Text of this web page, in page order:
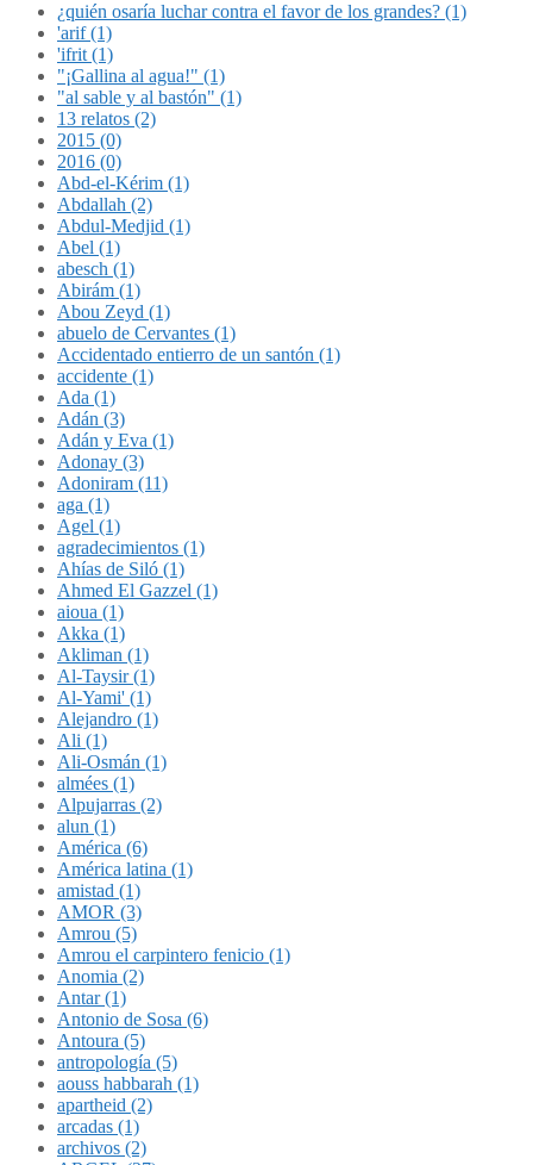
¿quién osaría luchar contra el favor de los grandes? (1)
'arif (1)
'ifrit (1)
"¡Gallina al agua!" (1)
"al sable y al bastón" (1)
13 relatos (2)
2015 (0)
2016 (0)
Abd-el-Kérim (1)
Abdallah (2)
Abdul-Medjid (1)
Abel (1)
abesch (1)
Abirám (1)
Abou Zeyd (1)
abuelo de Cervantes (1)
Accidentado entierro de un santón (1)
accidente (1)
Ada (1)
Adán (3)
Adán y Eva (1)
Adonay (3)
Adoniram (11)
aga (1)
Agel (1)
agradecimientos (1)
Ahías de Siló (1)
Ahmed El Gazzel (1)
aioua (1)
Akka (1)
Akliman (1)
Al-Taysir (1)
Al-Yami' (1)
Alejandro (1)
Ali (1)
Ali-Osmán (1)
almées (1)
Alpujarras (2)
alun (1)
América (6)
América latina (1)
amistad (1)
AMOR (3)
Amrou (5)
Amrou el carpintero fenicio (1)
Anomia (2)
Antar (1)
Antonio de Sosa (6)
Antoura (5)
antropología (5)
aouss habbarah (1)
apartheid (2)
arcadas (1)
archivos (2)